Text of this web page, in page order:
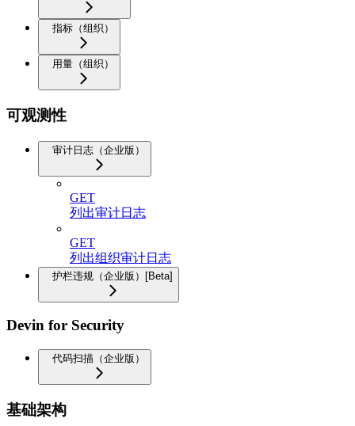
指标（组织）
用量（组织）
可观测性
审计日志（企业版）
GET
列出审计日志
GET
列出组织审计日志
护栏违规（企业版）[Beta]
Devin for Security
代码扫描（企业版）
基础架构